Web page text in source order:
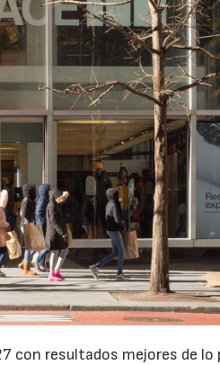
con resultados mejores de